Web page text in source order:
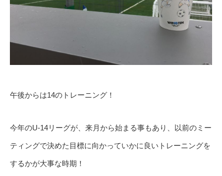
午後からは14のトレーニング！
今年のU-14リーグが、来月から始まる事もあり、以前のミー
ティングで決めた目標に向かっていかに良いトレーニングを
するかが大事な時期！